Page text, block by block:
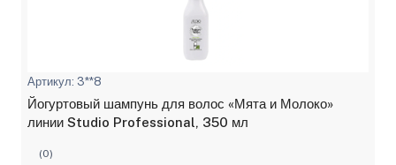
Артикул: 3**8
Йогуртовый шампунь для волос «Мята и Молоко»
линии Studio Professional, 350 мл
(0)